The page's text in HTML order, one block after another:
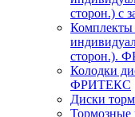
сторон.) c
Комплекты
сторон.).
Колодки
ФРИТЕКС
Диски
Тормозные